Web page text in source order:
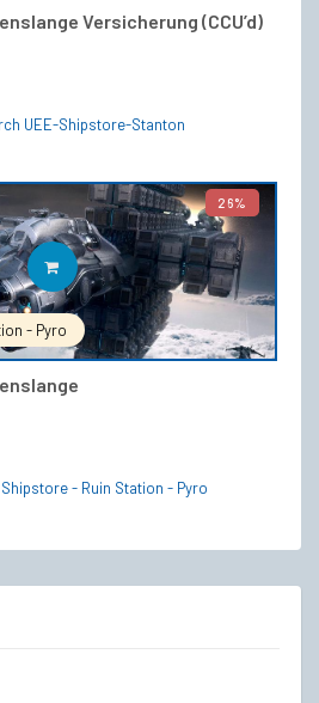
Versicherung (CCU’d)
UEE-Shipstore-Stanton
26%
- Pyro
IN DEN WARENKORB
- Ruin Station - Pyro